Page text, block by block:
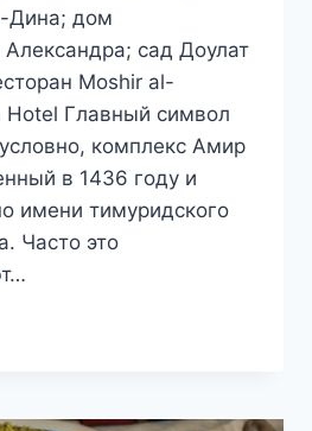
Дина; дом
сад Доулат
Moshir al-
Hotel Главный символ
комплекс Амир
в 1436 году и
имени тимуридского
Часто это